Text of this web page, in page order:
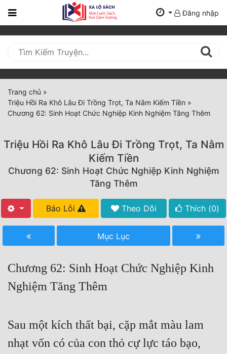
Trang
Mới
Cập
Nhật
(current)
BXH
Hoàn Thành
Hậu Cung
Truyện Convert
Truyện Nhập Môn
Truyện ngắn
Đăng nhập
Trang chủ »
Triệu Hồi Ra Khô Lâu Đi Trồng Trọt, Ta Nằm Kiếm Tiền »
Chương 62: Sinh Hoạt Chức Nghiệp Kinh Nghiệm Tăng Thêm
Triệu Hồi Ra Khô Lâu Đi Trồng Trọt, Ta Nằm
Kiếm Tiền
Chương 62: Sinh Hoạt Chức Nghiệp Kinh Nghiệm
Tăng Thêm
Báo Lỗi Theo Dõi Thích (0)
Mục Lục
Chương 62: Sinh Hoạt Chức Nghiệp Kinh
Nghiệm Tăng Thêm
Sau một kích thất bại, cặp mắt màu lam
nhạt vốn có của con thỏ cự lực táo bạo,